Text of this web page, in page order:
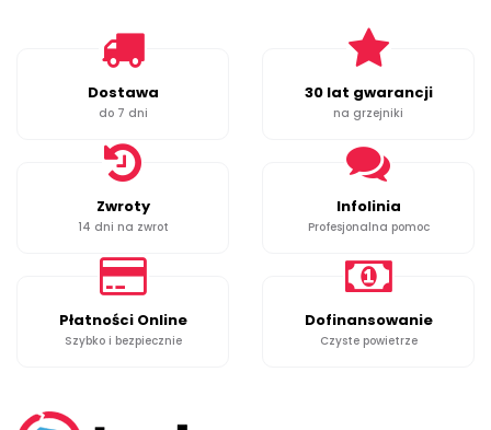
Dostawa
do 7 dni
30 lat gwarancji
na grzejniki
Zwroty
14 dni na zwrot
Infolinia
Profesjonalna pomoc
Płatności Online
Szybko i bezpiecznie
Dofinansowanie
Czyste powietrze